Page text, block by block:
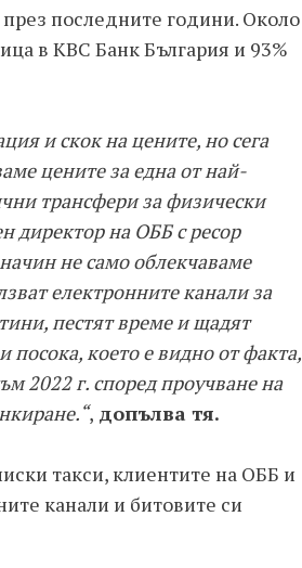
последните години. Около
в КВС Банк България и 93%
и скок на цените, но сега
цените за една от най-
трансфери за физически
директор на ОББ с ресор
не само облекчаваме
електронните канали за
пестят време и щадят
посока, което е видно от факта,
2022 г. според проучване на
, допълва тя.
такси, клиентите на ОББ и
канали и битовите си